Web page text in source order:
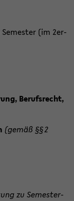
(im 2er-​
Be­rufs­recht,
(gemäß §§ 2
zu Se­mes­ter­